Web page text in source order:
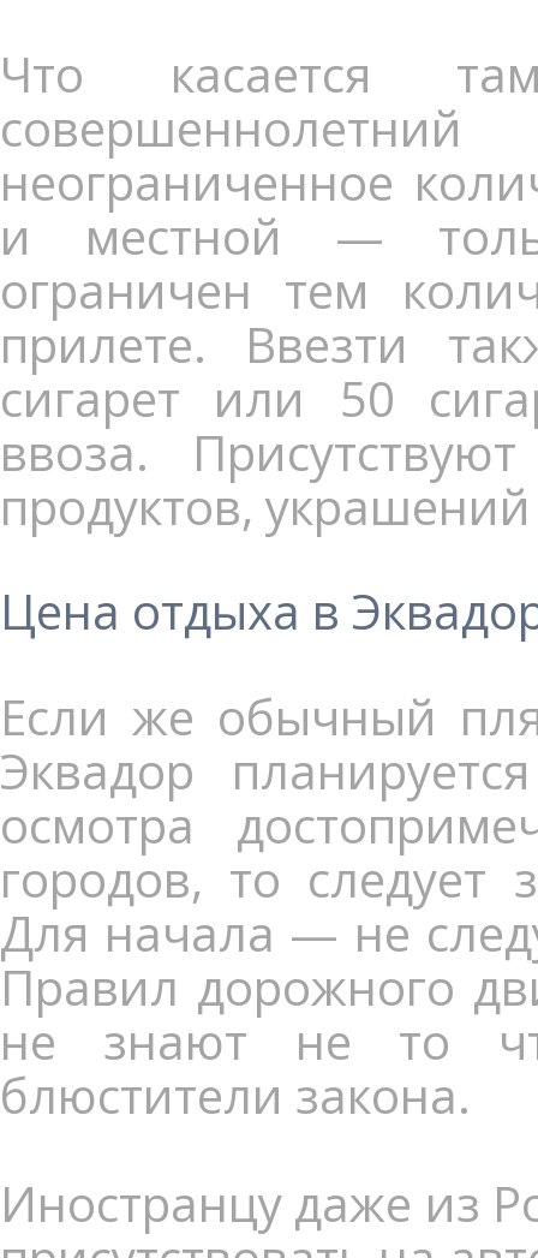
Что касается
неограниченное
и местной —
ограничен тем
прилете. Ввезти
сигарет или 50
ввоза.
продуктов,
Цена отдыха в
Если же обычный
Эквадор
осмотра
городов, то
Для начала — не
Правил дорожного
не знают не то
блюстители закона.
Иностранцу даже из